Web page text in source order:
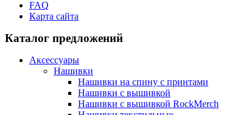
FAQ
Карта сайта
Каталог предложений
Аксессуары
Нашивки
Нашивки на спину с принтами
Нашивки с вышивкой
Нашивки с вышивкой RockMerch